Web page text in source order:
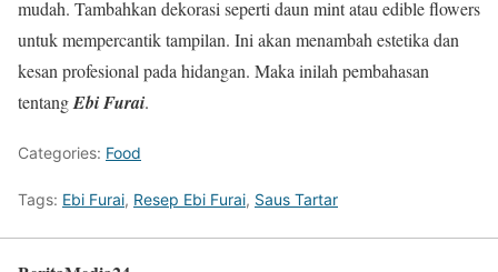
mudah. Tambahkan dekorasi seperti daun mint atau edible flowers
untuk mempercantik tampilan. Ini akan menambah estetika dan
kesan profesional pada hidangan. Maka inilah pembahasan
tentangEbi Furai.
Categories: Food
Tags: Ebi Furai, Resep Ebi Furai, Saus Tartar